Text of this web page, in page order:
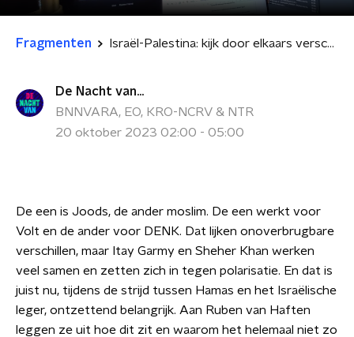
Fragmenten Israël-Palestina: kijk door elkaars verschillen heen
De Nacht van...
BNNVARA, EO, KRO-NCRV & NTR
20 oktober 2023 02:00 - 05:00
De een is Joods, de ander moslim. De een werkt voor
Volt en de ander voor DENK. Dat lijken onoverbrugbare
verschillen, maar Itay Garmy en Sheher Khan werken
veel samen en zetten zich in tegen polarisatie. En dat is
juist nu, tijdens de strijd tussen Hamas en het Israëlische
leger, ontzettend belangrijk. Aan Ruben van Haften
leggen ze uit hoe dit zit en waarom het helemaal niet zo